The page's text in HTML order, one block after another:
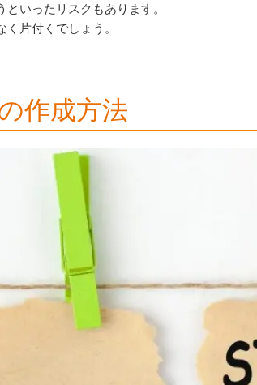
いったリスクもあります。
片付くでしょう。
作成方法